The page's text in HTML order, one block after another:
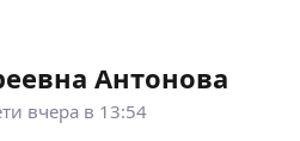
Антонова
вчера в 13:54